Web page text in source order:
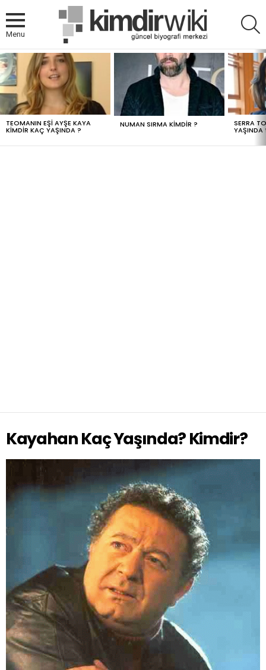
Menu
MOST
VIEWED
STORIES
TEOMANIN EŞI AYŞE KAYA
KIMDIR KAÇ YAŞINDA ?
NUMAN SIRMA KIMDIR ? SERRA
YAŞINDA
Kayahan Kaç Yaşında? Kimdir?